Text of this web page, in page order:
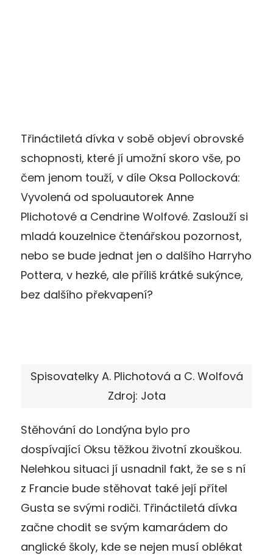
Třináctiletá dívka v sobě objeví obrovské
schopnosti, které jí umožní skoro vše, po
čem jenom touží, v díle Oksa Pollocková:
Vyvolená od spoluautorek Anne
Plichotové a Cendrine Wolfové. Zaslouží si
mladá kouzelnice čtenářskou pozornost,
nebo se bude jednat jen o dalšího Harryho
Pottera, v hezké, ale příliš krátké sukýnce,
bez dalšího překvapení?
Spisovatelky A. Plichotová a C. Wolfová
Zdroj: Jota
Stěhování do Londýna bylo pro
dospívající Oksu těžkou životní zkouškou.
Nelehkou situaci jí usnadnil fakt, že se s ní
z Francie bude stěhovat také její přítel
Gusta se svými rodiči. Třináctiletá dívka
začne chodit se svým kamarádem do
anglické školy, kde se nejen musí oblékat